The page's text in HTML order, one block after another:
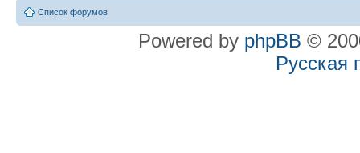
Список форумов
Powered by phpBB ©
Русская